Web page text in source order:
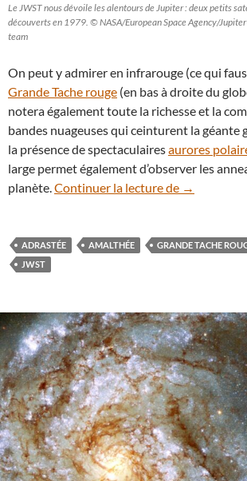
Le JWST nous dévoile les alentours de Jupiter : deux petits
découverts en 1979. © NASA/European Space Agency/Jupiter
team
On peut y admirer en infrarouge (ce qui
Grande Tache rouge (en bas à droite du
notera également toute la richesse et la
bandes nuageuses qui ceinturent la géante
la présence de spectaculairesaurores
large permet également d’observer les
planète. Continuer la lecture de Insolite :
→
ADRASTÉE AMALTHÉE GRANDE TACHE
JWST